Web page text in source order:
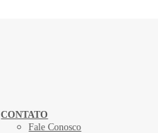
CONTATO
Fale Conosco